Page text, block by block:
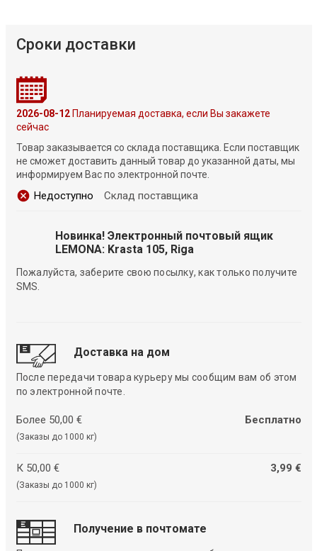
Сроки доставки
2026-08-12Планируемая доставка, если Вы закажете
сейчас
Товар заказывается со склада поставщика. Если поставщик
не сможет доставить данный товар до указанной даты, мы
информируем Вас по электронной почте.
Недоступно Склад поставщика
Новинка! Электронный почтовый ящик
LEMONA: Krasta 105, Riga
Пожалуйста, заберите свою посылку, как только получите
SMS.
Доставка на дом
После передачи товара курьеру мы сообщим вам об этом
по электронной почте.
Более 50,00 €
(Заказы до 1000 кг)
Бесплатно
К 50,00 €
(Заказы до 1000 кг)
3,99 €
Получение в почтомате